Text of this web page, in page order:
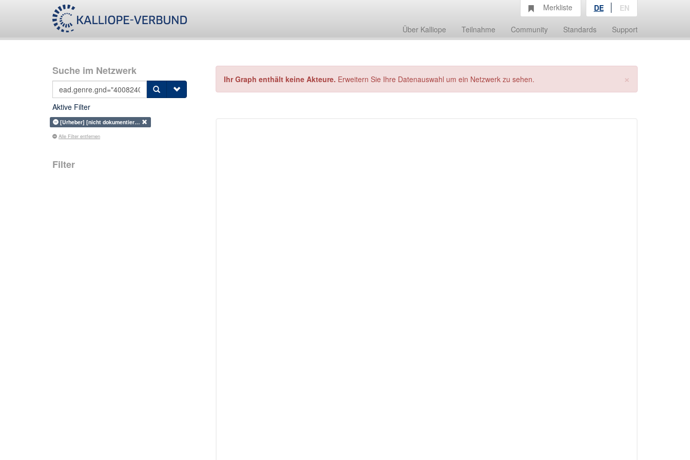
Über Kalliope Teilnahme Community Standards Support
Merkliste DE EN
Suche im Netzwerk
Aktive Filter
[Urheber] [nicht dokumentier…
Alle Filter entfernen
Filter
×
Ihr Graph enthält keine Akteure. Erweitern Sie Ihre Datenauswahl um ein Netzwerk zu sehen.